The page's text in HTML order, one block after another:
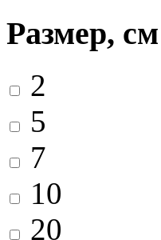
Размер, см
2
5
7
10
20